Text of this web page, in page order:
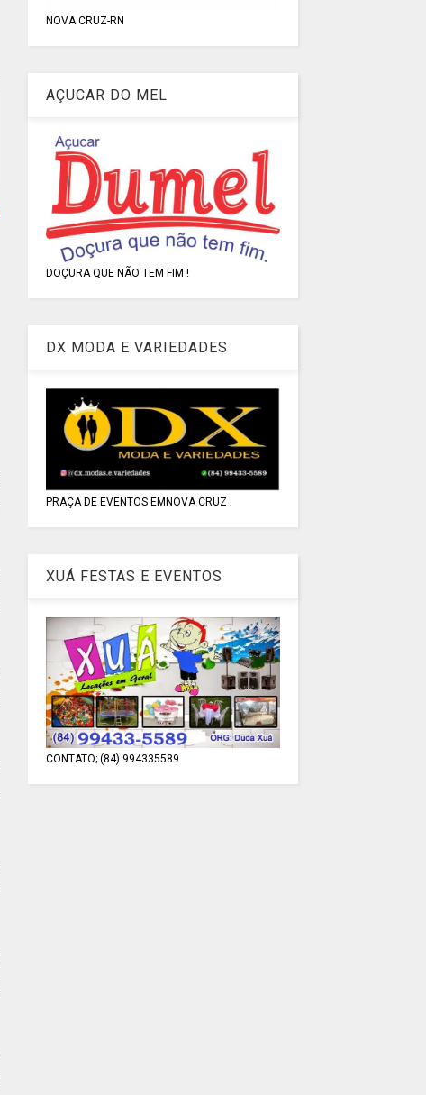
NOVA CRUZ-RN
AÇUCAR DO MEL
DOÇURA QUE NÃO TEM FIM !
DX MODA E VARIEDADES
PRAÇA DE EVENTOS EMNOVA CRUZ
XUÁ FESTAS E EVENTOS
CONTATO; (84) 994335589